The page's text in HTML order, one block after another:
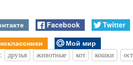
Facebook
Twitter
Мой мир
друзья животные кот кошки